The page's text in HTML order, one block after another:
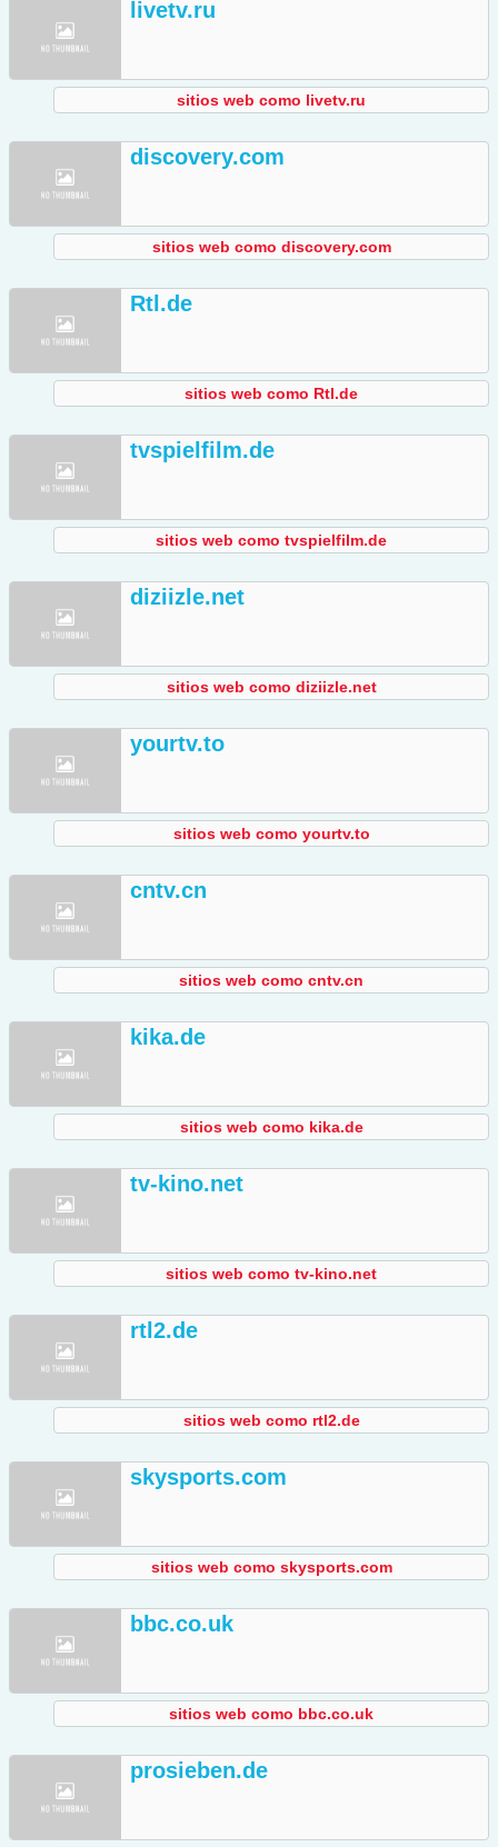
livetv.ru
sitios web como livetv.ru
discovery.com
sitios web como discovery.com
Rtl.de
sitios web como Rtl.de
tvspielfilm.de
sitios web como tvspielfilm.de
diziizle.net
sitios web como diziizle.net
yourtv.to
sitios web como yourtv.to
cntv.cn
sitios web como cntv.cn
kika.de
sitios web como kika.de
tv-kino.net
sitios web como tv-kino.net
rtl2.de
sitios web como rtl2.de
skysports.com
sitios web como skysports.com
bbc.co.uk
sitios web como bbc.co.uk
prosieben.de